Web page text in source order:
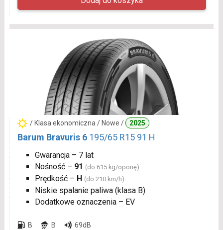
/ Klasa ekonomiczna / Nowe / 2025
Barum Bravuris 6 195/65 R15 91 H
Gwarancja – 7 lat
Nośność – 91 (do 615 kg/oponę)
Prędkość – H (do 210 km/h)
Niskie spalanie paliwa (klasa B)
Dodatkowe oznaczenia – EV
B B 69dB